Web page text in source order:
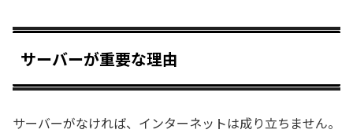
サーバーが重要な理由
サーバーがなければ、インターネットは成り立ちません。